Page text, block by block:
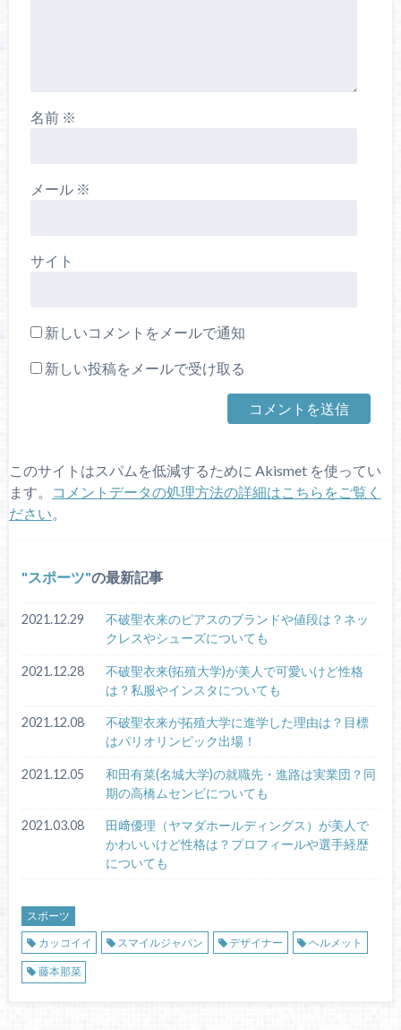
名前 ※
メール ※
サイト
新しいコメントをメールで通知
新しい投稿をメールで受け取る
このサイトはスパムを低減するために Akismet を使ってい
ます。
コメントデータの処理方法の詳細はこちらをご覧く
ださい。
スポーツ の最新記事
2021.12.29
不破聖衣来のピアスのブランドや値段は？ネッ
クレスやシューズについても
2021.12.28
不破聖衣来(拓殖大学)が美人で可愛いけど性格
は？私服やインスタについても
2021.12.08
不破聖衣来が拓殖大学に進学した理由は？目標
はパリオリンピック出場！
2021.12.05
和田有菜(名城大学)の就職先・進路は実業団？同
期の高橋ムセンビについても
2021.03.08
田﨑優理（ヤマダホールディングス）が美人で
かわいいけど性格は？プロフィールや選手経歴
についても
スポーツ
カッコイイ
スマイルジャパン デザイナー ヘルメット
藤本那菜